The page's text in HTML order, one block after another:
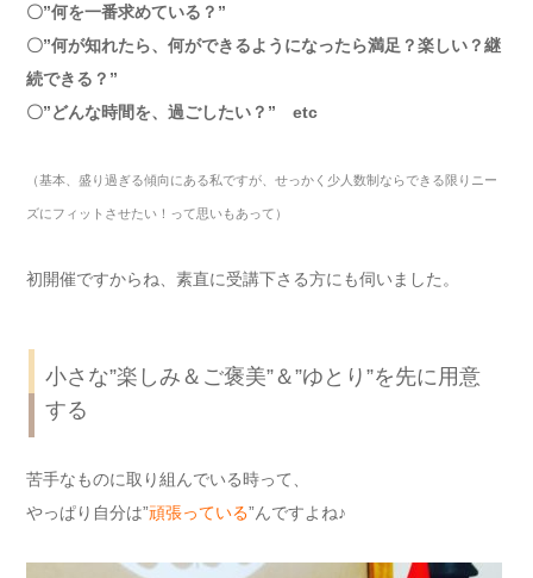
〇”何を一番求めている？”
〇”何が知れたら、何ができるようになったら満足？楽しい？継
続できる？”
〇”どんな時間を、過ごしたい？” etc
（基本、盛り過ぎる傾向にある私ですが、せっかく少人数制ならできる限りニー
ズにフィットさせたい！って思いもあって）
初開催ですからね、素直に受講下さる方にも伺いました。
小さな”楽しみ＆ご褒美”＆”ゆとり”を先に用意
する
苦手なものに取り組んでいる時って、
やっぱり自分は”頑張っている”んですよね♪